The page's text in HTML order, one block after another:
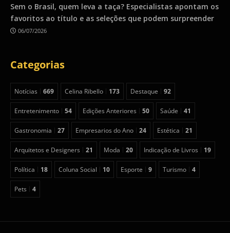
Sem o Brasil, quem leva a taça? Especialistas apontam os
favoritos ao título e as seleções que podem surpreender
06/07/2026
Categorias
Notícias 669 Celina Ribello 173 Destaque 92
Entretenimento 54 Edições Anteriores 50 Saúde 41
Gastronomia 27 Empresarios do Ano 24 Estética 21
Arquitetos e Designers 21 Moda 20 Indicação de Livros 19
Política 18 Coluna Social 10 Esporte 9 Turismo 4
Pets 4